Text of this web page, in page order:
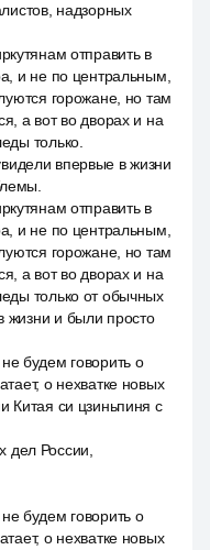
надзорных
отправить в
и не по центральным,
горожане, но там
а вот во дворах и на
только.
впервые в жизни
отправить в
и не по центральным,
горожане, но там
а вот во дворах и на
только от обычных
жизни и были просто
будем говорить о
о нехватке новых
Китая си цзиньпиня с
дел России,
будем говорить о
о нехватке новых